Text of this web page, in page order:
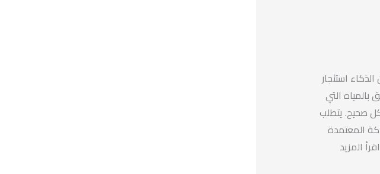
استئجار
التي
صحيح. يتطلب
المعتمدة
المزيد